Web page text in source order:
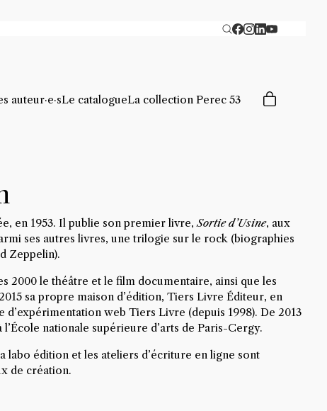
auteur·e·sLe catalogueLa collection Perec 53
en 1953. Il publie son premier livre,Sortie d’Usine, aux
ses autres livres, une trilogie sur le rock (biographies
Zeppelin).
2000 le théâtre et le film documentaire, ainsi que les
sa propre maison d’édition, Tiers Livre Éditeur, en
web Tiers Livre (depuis 1998). De 2013
l’École nationale supérieure d’arts de Paris-Cergy.
labo édition et les ateliers d’écriture en ligne sont
de création.